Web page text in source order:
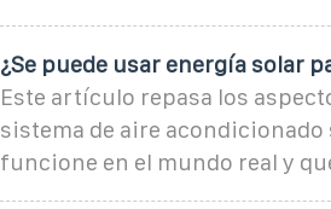
¿Se puede usar energía solar
Este artículo repasa los
sistema de aire
funcione en el mundo real y